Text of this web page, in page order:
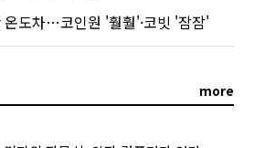
온도차…코인원 '훨훨'·코빗 '잠잠'
more